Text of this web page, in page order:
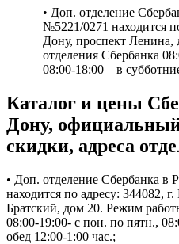
• Доп. отделение
№5221/0271 находится
Дону, проспект
отделения Сбербанка
08:00-18:00 – в
Каталог и цены
Дону,
скидки, адреса
• Доп. отделение Сбербанка в
находится по адресу: 344082,
Братский, дом 20. Режим
08:00-19:00- с пон. по пятн.,
обед 12:00-1:00 час.;